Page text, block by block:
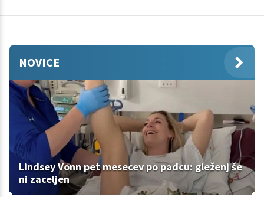
NOVICE
Lindsey Vonn pet mesecev po padcu: gleženj še
ni zaceljen